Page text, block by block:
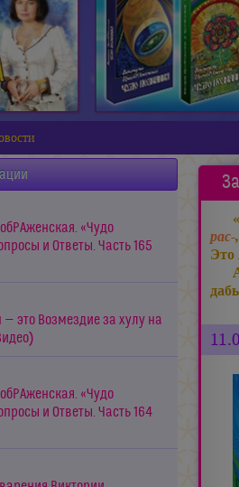
«Чудо
и Ответы. Часть 165
это Возмездие за хулу на
«Чудо
и Ответы. Часть 164
рас-
Это